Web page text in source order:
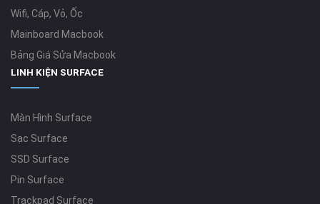
Wifi, Cáp, Vỏ, Ốc
Mainboard Macbook
Bảng Giá Sửa Macbook
LINH KIỆN SURFACE
Màn Hình Surface
Sạc Surface
SSD Surface
Pin Surface
Trackpad Surface